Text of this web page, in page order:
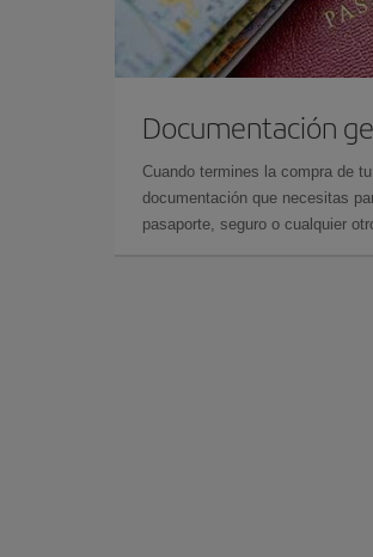
Documentación
Cuando termines la compra de
documentación que necesitas
pasaporte, seguro o cualquier